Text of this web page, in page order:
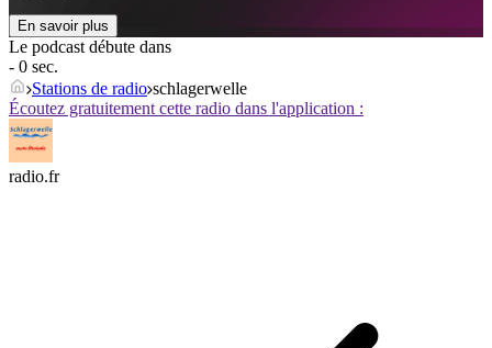
En savoir plus
Le podcast débute dans
- 0 sec.
Stations de radio schlagerwelle
Écoutez gratuitement cette radio dans l'application :
radio.fr